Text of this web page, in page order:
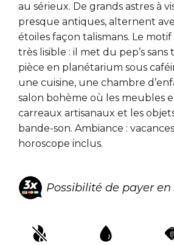
au sérieux. De grands astres à
presque antiques, alternent
étoiles façon talismans. Le
très lisible : il met du pep’s
pièce en planétarium sous
une cuisine, une chambre
salon bohème où les meubles
carreaux artisanaux et les
bande-son. Ambiance :
horoscope inclus.
Possibilité de payer en